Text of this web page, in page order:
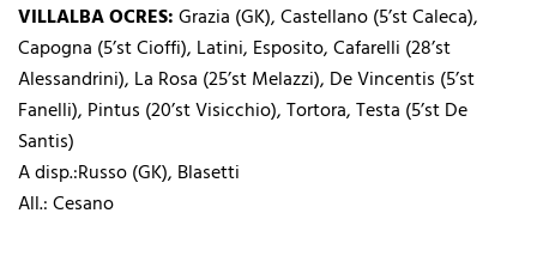
VILLALBA OCRES:Grazia (GK), Castellano (5’st Caleca),
Capogna (5’st Cioffi), Latini, Esposito, Cafarelli (28’st
Alessandrini), La Rosa (25’st Melazzi), De Vincentis (5’st
Fanelli), Pintus (20’st Visicchio), Tortora, Testa (5’st De
Santis)
A disp.:Russo (GK), Blasetti
All.: Cesano